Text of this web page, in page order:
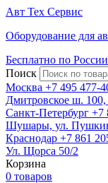
Авт Тех Сервис
Оборудование для
Бесплатно по России
Поиск
Москва +7 495 477-
Дмитровское ш. 100,
Санкт-Петербург +7
Шушары, ул.
Краснодар +7 861
Ул. Щорса 50/2
Корзина
0 товаров